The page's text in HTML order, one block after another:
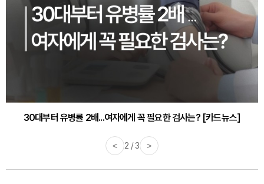
30대부터 유병률 2배...여자에게 꼭 필요한 검사는? [카드뉴스]
< 2 / 3 >